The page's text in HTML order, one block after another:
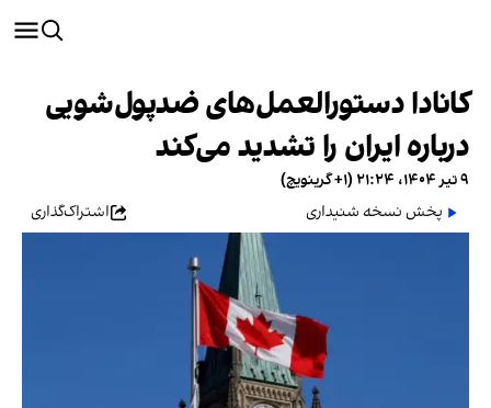
کانادا دستورالعمل‌های ضدپول‌شویی
درباره ایران را تشدید می‌کند
۹ تیر ۱۴۰۴، ۲۱:۲۴ (‎+۱ گرینویچ)
پخش نسخه شنیداری
اشتراک‌گذاری